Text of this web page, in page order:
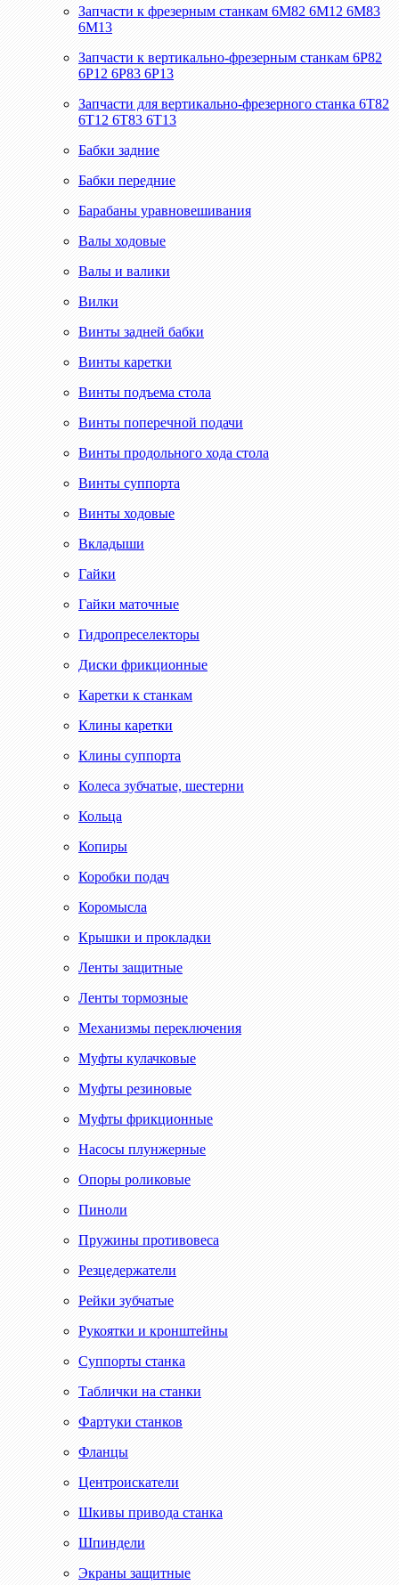
Запчасти к фрезерным станкам 6М82 6М12 6М83
6М13
Запчасти к вертикально-фрезерным станкам 6Р82
6Р12 6Р83 6Р13
Запчасти для вертикально-фрезерного станка 6Т82
6Т12 6Т83 6Т13
Бабки задние
Бабки передние
Барабаны уравновешивания
Валы ходовые
Валы и валики
Вилки
Винты задней бабки
Винты каретки
Винты подъема стола
Винты поперечной подачи
Винты продольного хода стола
Винты суппорта
Винты ходовые
Вкладыши
Гайки
Гайки маточные
Гидропреселекторы
Диски фрикционные
Каретки к станкам
Клины каретки
Клины суппорта
Колеса зубчатые, шестерни
Кольца
Копиры
Коробки подач
Коромысла
Крышки и прокладки
Ленты защитные
Ленты тормозные
Механизмы переключения
Муфты кулачковые
Муфты резиновые
Муфты фрикционные
Насосы плунжерные
Опоры роликовые
Пиноли
Пружины противовеса
Резцедержатели
Рейки зубчатые
Рукоятки и кронштейны
Суппорты станка
Таблички на станки
Фартуки станков
Фланцы
Центроискатели
Шкивы привода станка
Шпиндели
Экраны защитные